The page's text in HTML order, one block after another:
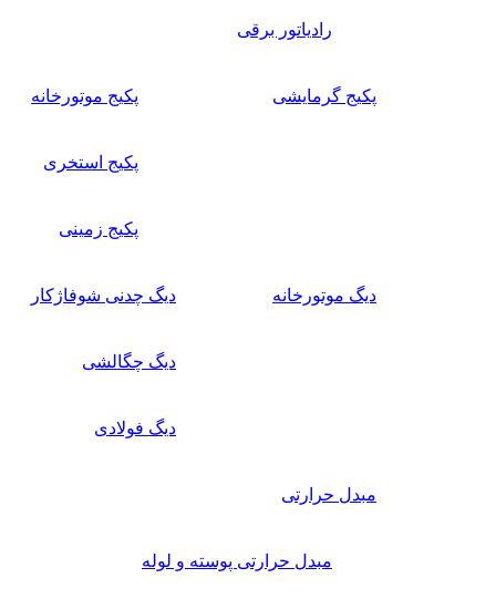
رادیاتور برقی
پکیج گرمایشی پکیج موتورخانه
پکیج استخری
پکیج زمینی
دیگ موتورخانه دیگ چدنی شوفاژکار
دیگ چگالشی
دیگ فولادی
مبدل حرارتی
مبدل حرارتی پوسته و لوله